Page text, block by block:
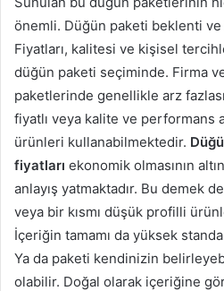
önemli. Düğün paketi beklenti ve
Fiyatları, kalitesi ve kişisel
düğün paketi seçiminde. Firma
paketlerinde genellikle arz
fiyatlı veya kalite ve performans
ürünleri kullanabilmektedir.
fiyatları ekonomik olmasının
anlayış yatmaktadır. Bu demek
veya bir kısmı düşük profilli
İçeriğin tamamı da yüksek
Ya da paketi kendinizin
olabilir. Doğal olarak içeriğine